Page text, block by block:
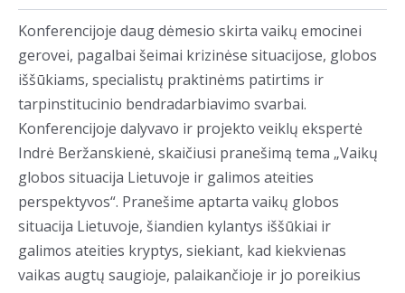
Konferencijoje daug dėmesio skirta vaikų emocinei
gerovei, pagalbai šeimai krizinėse situacijose, globos
iššūkiams, specialistų praktinėms patirtims ir
tarpinstitucinio bendradarbiavimo svarbai.
Konferencijoje dalyvavo ir projekto veiklų ekspertė
Indrė Beržanskienė, skaičiusi pranešimą tema „Vaikų
globos situacija Lietuvoje ir galimos ateities
perspektyvos“. Pranešime aptarta vaikų globos
situacija Lietuvoje, šiandien kylantys iššūkiai ir
galimos ateities kryptys, siekiant, kad kiekvienas
vaikas augtų saugioje, palaikančioje ir jo poreikius